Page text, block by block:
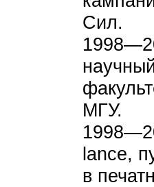
Сил.
МГУ.
lance,
в